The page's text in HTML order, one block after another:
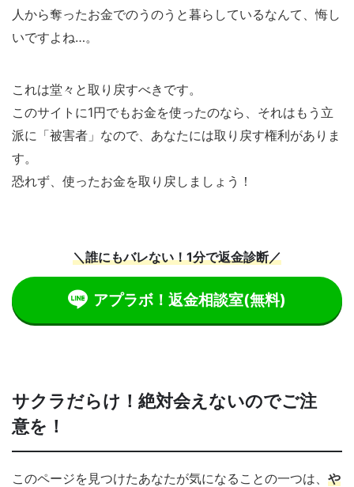
人から奪ったお金でのうのうと暮らしているなんて、悔し
いですよね…。
これは堂々と取り戻すべきです。
このサイトに1円でもお金を使ったのなら、それはもう立
派に「被害者」なので、あなたには取り戻す権利がありま
す。
恐れず、使ったお金を取り戻しましょう！
＼誰にもバレない！1分で返金診断／
アプラボ！返金相談室(無料)
サクラだらけ！絶対会えないのでご注
意を！
このページを見つけたあなたが気になることの一つは、 や